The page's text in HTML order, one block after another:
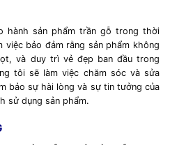
hành sản phẩm trần gỗ trong thời
việc bảo đảm rằng sản phẩm không
và duy trì vẻ đẹp ban đầu trong
tôi sẽ làm việc chăm sóc và sửa
bảo sự hài lòng và sự tin tưởng của
sử dụng sản phẩm.